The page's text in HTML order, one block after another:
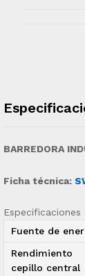
BARREDORA
Ficha técnica:
Especificaciones
Fuente de
Rendimiento
cepillo central